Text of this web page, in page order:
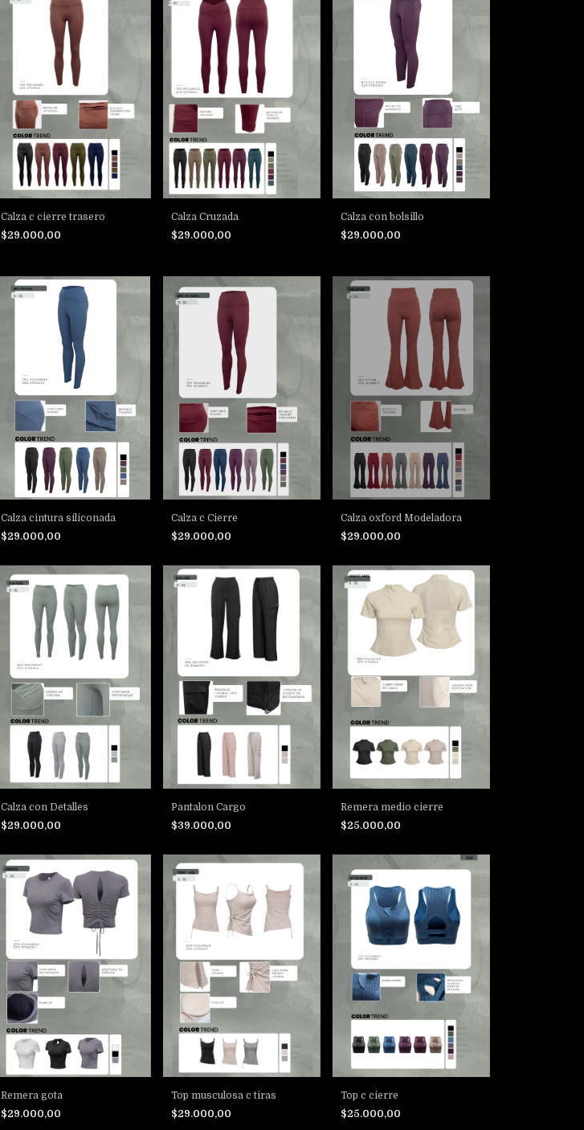
Calza c cierre trasero
$29.000,00
Calza Cruzada
$29.000,00
Calza con bolsillo
$29.000,00
Calza cintura siliconada
$29.000,00
Calza c Cierre
$29.000,00
Calza oxford Modeladora
$29.000,00
Calza con Detalles
$29.000,00
Pantalon Cargo
$39.000,00
Remera medio cierre
$25.000,00
Remera gota
$29.000,00
Top musculosa c tiras
$29.000,00
Top c cierre
$25.000,00